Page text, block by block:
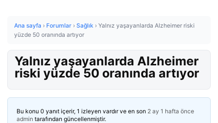
Ana sayfa › Forumlar › Sağlık › Yalnız yaşayanlarda Alzheimer riski
yüzde 50 oranında artıyor
Yalnız yaşayanlarda Alzheimer
riski yüzde 50 oranında artıyor
Bu konu 0 yanıt içerir, 1 izleyen vardır ve en son 2 ay 1 hafta önce
admin tarafından güncellenmiştir.